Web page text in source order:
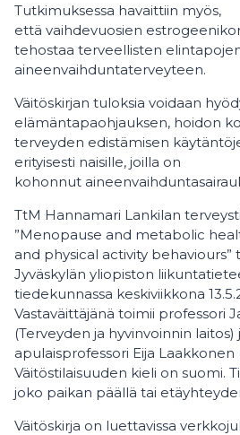
Tutkimuksessa havaittiin myös,
että vaihdevuosien
tehostaa terveellisten
aineenvaihduntaterveyteen.
Väitöskirjan tuloksia voidaan
elämäntapaohjauksen, hoidon
terveyden edistämisen
erityisesti naisille, joilla on
kohonnut
TtM Hannamari Lankilan
”Menopause and metabolic
and physical activity behaviours”
Jyväskylän yliopiston
tiedekunnassa keskiviikkona
Vastaväittäjänä toimii professori
(Terveyden ja hyvinvoinnin
apulaisprofessori Eija Laakkonen
Väitöstilaisuuden kieli on suomi.
joko paikan päällä tai
Väitöskirja on luettavissa